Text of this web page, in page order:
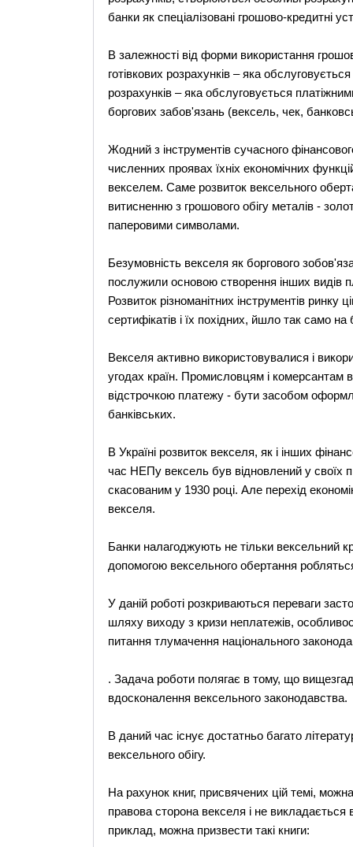
банки як спеціалізовані грошово-кредитні
В залежності від форми використання
готівкових розрахунків – яка
розрахунків – яка обслуговується
боргових забов'язань (вексель, чек,
Жодний з інструментів сучасного
численних проявах їхніх економічних
векселем. Саме розвиток вексельного
витисненню з грошового обігу металів -
паперовими символами.
Безумовність векселя як боргового
послужили основою створення інших видів
Розвиток різноманітних інструментів ринку
сертифікатів і їх похідних, йшло так само на
Векселя активно використовувалися і
угодах країн. Промисловцям і комерсантам
відстрочкою платежу - бути засобом
банківських.
В Україні розвиток векселя, як і інших
час НЕПу вексель був відновлений у
скасованим у 1930 році. Але перехід
векселя.
Банки налагоджують не тільки вексельний
допомогою вексельного обертання
У даній роботі розкриваються переваги
шляху виходу з кризи неплатежів,
питання тлумачення національного
. Задача роботи полягає в тому, що
вдосконалення вексельного законодавства.
В даний час існує достатньо багато
вексельного обігу.
На рахунок книг, присвячених цій темі,
правова сторона векселя і не викладається
приклад, можна призвести такі книги: